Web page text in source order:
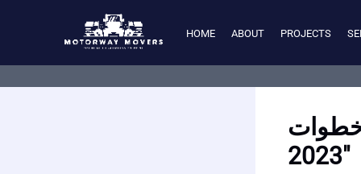
HOME ABOUT PROJECTS
تطبيق يصنع تطبيق في 10 خطوات
2023″